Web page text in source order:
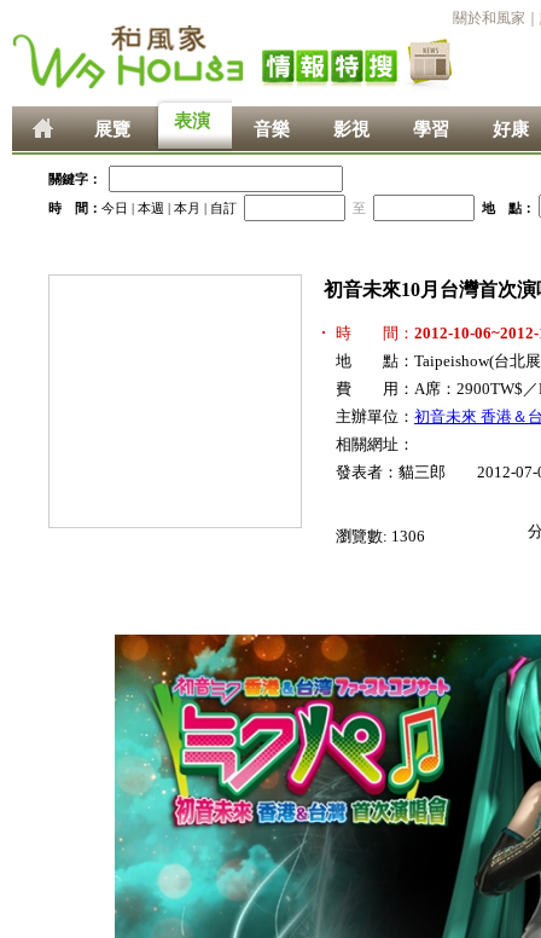
關於和風家
展覽 表演 音樂 影視 學習 好康
關鍵字：
時 間： 今日 | 本週 | 本月 | 自訂 至 地 點：
初音未來10月台灣首次
時 間： 2012-10-
地 點：Taipeishow(台北展
費 用：A席：2900TW$／B
主辦單位： 初音未來 香港＆
相關網址：
發表者：貓三郎 2012-07-
瀏覽數: 1306